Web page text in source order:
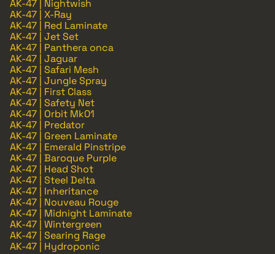
AK-47 | Nightwish
AK-47 | X-Ray
AK-47 | Red Laminate
AK-47 | Jet Set
AK-47 | Panthera onca
AK-47 | Jaguar
AK-47 | Safari Mesh
AK-47 | Jungle Spray
AK-47 | First Class
AK-47 | Safety Net
AK-47 | Orbit Mk01
AK-47 | Predator
AK-47 | Green Laminate
AK-47 | Emerald Pinstripe
AK-47 | Baroque Purple
AK-47 | Head Shot
AK-47 | Steel Delta
AK-47 | Inheritance
AK-47 | Nouveau Rouge
AK-47 | Midnight Laminate
AK-47 | Wintergreen
AK-47 | Searing Rage
AK-47 | Hydroponic